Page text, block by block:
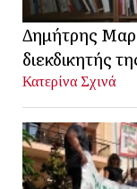
Δημήτρης
διεκδικητής
Κατερίνα Σχινά